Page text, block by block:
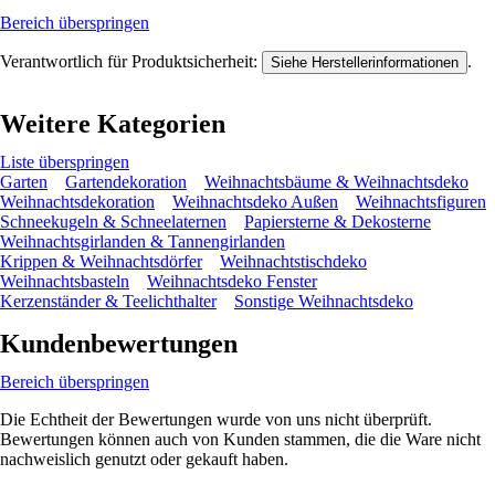
Bereich überspringen
Verantwortlich für Produktsicherheit: Siehe Herstellerinformationen .
Weitere Kategorien
Liste überspringen
Garten
Gartendekoration
Weihnachtsbäume & Weihnachtsdeko
Weihnachtsdekoration
Weihnachtsdeko Außen
Weihnachtsfiguren
Schneekugeln & Schneelaternen
Papiersterne & Dekosterne
Weihnachtsgirlanden & Tannengirlanden
Krippen & Weihnachtsdörfer
Weihnachtstischdeko
Weihnachtsbasteln
Weihnachtsdeko Fenster
Kerzenständer & Teelichthalter
Sonstige Weihnachtsdeko
Kundenbewertungen
Bereich überspringen
Die Echtheit der Bewertungen wurde von uns nicht überprüft.
Bewertungen können auch von Kunden stammen, die die Ware nicht
nachweislich genutzt oder gekauft haben.